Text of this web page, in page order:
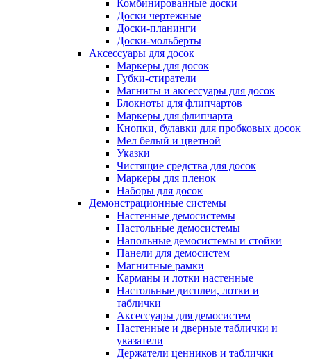
Комбинированные доски
Доски чертежные
Доски-планинги
Доски-мольберты
Аксессуары для досок
Маркеры для досок
Губки-стиратели
Магниты и аксессуары для досок
Блокноты для флипчартов
Маркеры для флипчарта
Кнопки, булавки для пробковых досок
Мел белый и цветной
Указки
Чистящие средства для досок
Маркеры для пленок
Наборы для досок
Демонстрационные системы
Настенные демосистемы
Настольные демосистемы
Напольные демосистемы и стойки
Панели для демосистем
Магнитные рамки
Карманы и лотки настенные
Настольные дисплеи, лотки и
таблички
Аксессуары для демосистем
Настенные и дверные таблички и
указатели
Держатели ценников и таблички